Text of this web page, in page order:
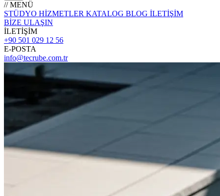
// MENÜ
STÜDYO HİZMETLER KATALOG BLOG İLETİŞİM
BİZE ULAŞIN
İLETİŞİM
+90 501 029 12 56
E-POSTA
info@tecrube.com.tr